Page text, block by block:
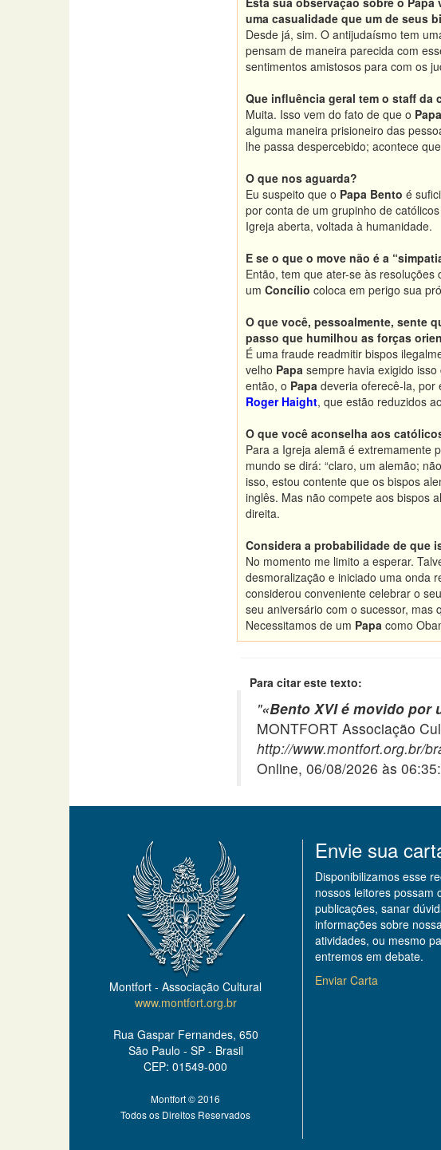
uma casualidade que um de seus
Desde já, sim. O antijudaísmo tem
pensam de maneira parecida com
sentimentos amistosos para com os
Que influência geral tem o staff da
Muita. Isso vem do fato de que o Papa
alguma maneira prisioneiro das
lhe passa despercebido; acontece
O que nos aguarda?
Eu suspeito que o Papa Bento é
por conta de um grupinho de
Igreja aberta, voltada à humanidade.
E se o que o move não é a
Então, tem que ater-se às resoluções
um Concílio coloca em perigo sua
O que você, pessoalmente, sente
passo que humilhou as forças
É uma fraude readmitir bispos
velho Papa sempre havia exigido
então, o Papa deveria oferecê-la, por
Roger Haight, que estão reduzidos
O que você aconselha aos
Para a Igreja alemã é extremamente
mundo se dirá: “claro, um alemão;
isso, estou contente que os bispos
inglês. Mas não compete aos bispos
direita.
Considera a probabilidade de que
No momento me limito a esperar.
desmoralização e iniciado uma onda
considerou conveniente celebrar o
seu aniversário com o sucessor, mas
Necessitamos de um Papa como
Para citar este texto:
"«Bento XVI é movido por
MONTFORT Associação
http://www.montfort.org.br/
Online, 06/08/2026 às
Montfort - Associação Cultural
www.montfort.org.br
Rua Gaspar Fernandes, 650
São Paulo - SP - Brasil
CEP: 01549-000
Montfort © 2016
Todos os Direitos Reservados
Envie sua
Disponibilizamos esse
nossos leitores possam
publicações, sanar
informações sobre
atividades, ou mesmo
entremos em debate.
Enviar Carta